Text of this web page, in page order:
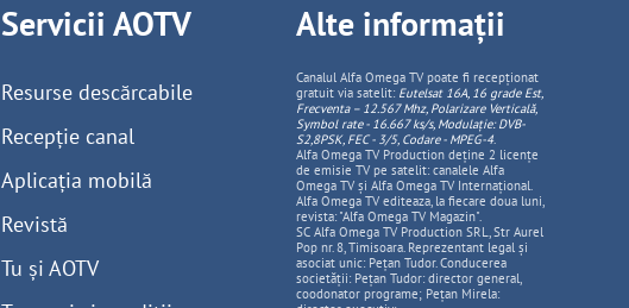
Servicii AOTV
Resurse descărcabile
Recepție canal
Aplicația mobilă
Revistă
Tu și AOTV
Alte informații
Canalul Alfa Omega TV poate fi recepționat
gratuit via satelit: Eutelsat 16A, 16 grade Est,
Frecventa – 12.567 Mhz, PolarizareVerticală,
Symbol rate - 16.667 ks/s, Modulație: DVB-
S2,8PSK, FEC - 3/5, Codare - MPEG-4.
Alfa Omega TV Production deține 2 licențe
de emisie TV pe satelit: canalele Alfa
Omega TV și Alfa Omega TV Internațional.
Alfa Omega TV editeaza, la fiecare doua luni,
revista: "Alfa Omega TV Magazin".
SC Alfa Omega TV Production SRL, Str Aurel
Pop nr. 8, Timisoara. Reprezentant legal și
asociat unic: Pețan Tudor. Conducerea
societății: Pețan Tudor: director general,
coodonator programe; Pețan Mirela: